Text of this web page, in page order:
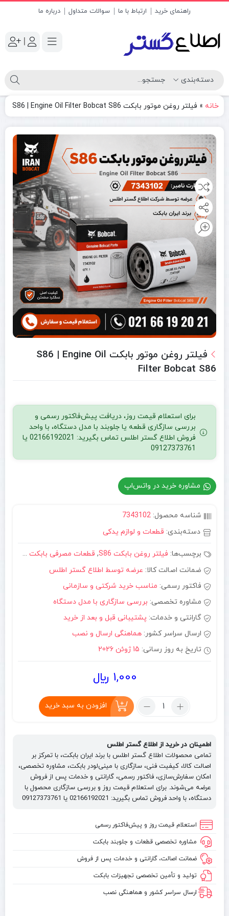
راهنمای خرید ارتباط با ما سوالات متداول درباره ما
|
خانه » فیلتر روغن موتور بابکت S86 | Engine Oil Filter Bobcat S86
فیلتر روغن موتور بابکت S86 | Engine Oil
Filter Bobcat S86
برای استعلام قیمت روز، دریافت پیش‌فاکتور رسمی و
بررسی سازگاری قطعه یا جلوبند با مدل دستگاه، با واحد
فروش اطلاع گستر اطلس تماس بگیرید: 02166192021 یا
09127373761
مشاوره خرید در واتس‌اپ
شناسه محصول: 7343102
دسته‌بندی: قطعات و لوازم یدکی
برچسب‌ها: فیلتر روغن بابکت S86 , قطعات مصرفی بابکت S86
ضمانت اصالت کالا: عرضه توسط اطلاع گستر اطلس
فاکتور رسمی: مناسب خرید شرکتی و سازمانی
مشاوره تخصصی: بررسی سازگاری با مدل دستگاه
گارانتی و خدمات: پشتیبانی قبل و بعد از خرید
ارسال سراسر کشور: هماهنگی ارسال و نصب
تاریخ به روز رسانی: 15 ژوئن 2026
1,000 ﷼
تعداد:
موتور
بابکت
S86
|
Engine
Oil
Bobcat
افزودن به سبد خرید
اطمینان در خرید از اطلاع گستر اطلس
تمامی محصولات اطلاع گستر اطلس با برند ایران بابکت، با تمرکز بر
اصالت کالا، کیفیت فنی، سازگاری با مینی‌لودر بابکت، مشاوره تخصصی،
امکان سفارش‌سازی، فاکتور رسمی، گارانتی و خدمات پس از فروش
عرضه می‌شوند. برای استعلام قیمت روز و بررسی سازگاری محصول با
دستگاه، با واحد فروش تماس بگیرید: 02166192021 یا 09127373761
استعلام قیمت روز و پیش‌فاکتور رسمی
مشاوره تخصصی قطعات و جلوبند بابکت
ضمانت اصالت، گارانتی و خدمات پس از فروش
تولید و تأمین تخصصی تجهیزات بابکت
ارسال سراسر کشور و هماهنگی نصب